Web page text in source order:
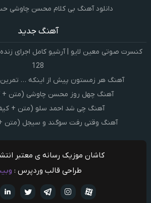
دانلود آهنگ بی کلام محسن چاوشی
آهنگ جدید
128
آهنگ هر زمستون پیش از اینکه …
آهنگ چهل روز محسن چاوشی (متن +
آهنگ چی شد احمد سلو (متن +
آهنگ وقتی رفت سوگند و سیجل (متن
کاشان موزیک رسانه ی معتبر
طراحی قالب وردپرس :
تلگرام آپارات